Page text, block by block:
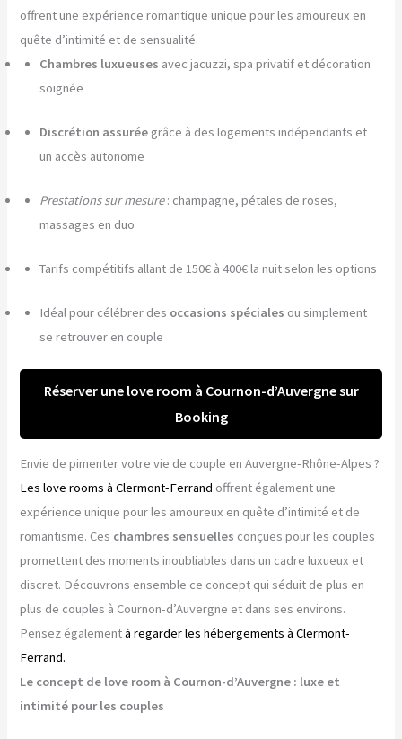
offrent une expérience romantique unique pour les amoureux en
quête d’intimité et de sensualité.
Chambres luxueuses avec jacuzzi, spa privatif et décoration
soignée
Discrétion assurée grâce à des logements indépendants et
un accès autonome
Prestations sur mesure: champagne, pétales de roses,
massages en duo
Tarifs compétitifs allant de 150€ à 400€ la nuit selon les options
Idéal pour célébrer des occasions spéciales ou simplement
se retrouver en couple
Réserver une love room à Cournon-d’Auvergne sur
Booking
Envie de pimenter votre vie de couple en Auvergne-Rhône-Alpes ?
Les love rooms à Clermont-Ferrand offrent également une
expérience unique pour les amoureux en quête d’intimité et de
romantisme. Ces chambres sensuelles conçues pour les couples
promettent des moments inoubliables dans un cadre luxueux et
discret. Découvrons ensemble ce concept qui séduit de plus en
plus de couples à Cournon-d’Auvergne et dans ses environs.
Pensez égalementà regarder les hébergements à Clermont-
Ferrand.
Le concept de love room à Cournon-d’Auvergne : luxe et
intimité pour les couples